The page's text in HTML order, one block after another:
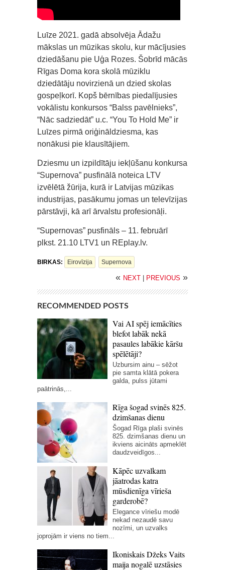
Luīze 2021. gadā absolvēja Ādažu
mākslas un mūzikas skolu, kur mācījusies
dziedāšanu pie Uģa Rozes. Šobrīd mācās
Rīgas Doma kora skolā mūziklu
dziedātāju novirzienā un dzied skolas
gospeļkorī. Kopš bērnības piedalījusies
vokālistu konkursos “Balss pavēlnieks”,
“Nāc sadziedāt” u.c. “You To Hold Me” ir
Luīzes pirmā oriģināldziesma, kas
nonākusi pie klausītājiem.
Dziesmu un izpildītāju iekļūšanu konkursa
“Supernova” pusfinālā noteica LTV
izvēlētā žūrija, kurā ir Latvijas mūzikas
industrijas, pasākumu jomas un televīzijas
pārstāvji, kā arī ārvalstu profesionāļi.
“Supernovas” pusfināls – 11. februārī
plkst. 21.10 LTV1 un REplay.lv.
BIRKAS: Eirovīzija Supernova
« NEXT PREVIOUS »
RECOMMENDED POSTS
Vai AI spēj iemācīties
blefot labāk nekā
pasaules labākie kāršu
spēlētāji?
Uzbursim ainu – sēžot
pie samta klātā pokera
galda, pulss jūtami
paātrinās,...
Rīga šogad svinēs 825.
dzimšanas dienu
Šogad Rīga plaši svinēs
825. dzimšanas dienu un
ikviens aicināts apmeklēt
daudzveidīgos...
Kāpēc uzvalkam
jāatrodas katra
mūsdienīga vīrieša
garderobē?
Elegance vīriešu modē
nekad nezaudē savu
nozīmi, un uzvalks
joprojām ir viens no tiem...
Ikoniskais Džeks Vaits
maija nogalē uzstāsies